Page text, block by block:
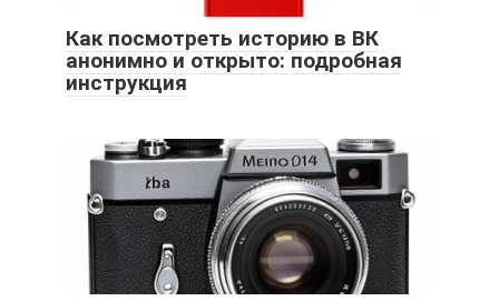
Как посмотреть историю в ВК
анонимно и открыто: подробная
инструкция